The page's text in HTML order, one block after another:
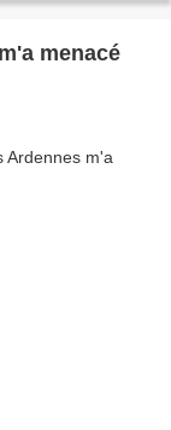
menacé